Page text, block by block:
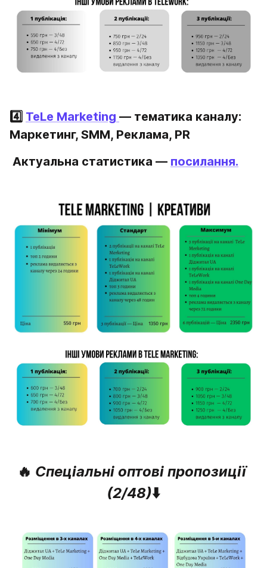
4️⃣ TeLe Marketing — тематика каналу:
Маркетинг, SMM, Реклама, PR
Актуальна статистика — посилання.
🔥 Спеціальні оптові пропозиції
(2/48)⬇️